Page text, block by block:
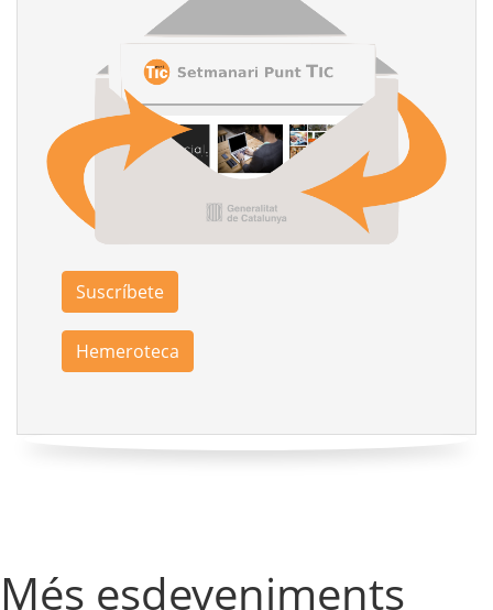
Suscríbete
Hemeroteca
Més esdeveniments